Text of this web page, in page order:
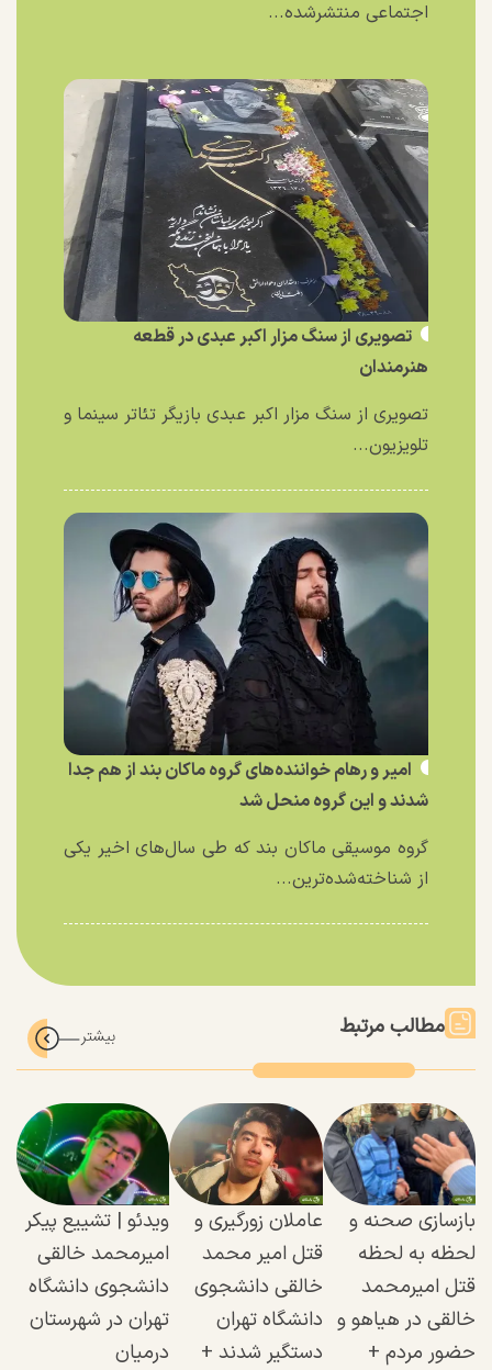
اجتماعی منتشرشده...
تصویری از سنگ مزار اکبر عبدی در قطعه
هنرمندان
تصویری از سنگ مزار اکبر عبدی بازیگر تئاتر سینما و
تلویزیون...
امیر و رهام خواننده‌های گروه ماکان بند از هم جدا
شدند و این گروه منحل شد
گروه موسیقی ماکان بند که طی سال‌های اخیر یکی
از شناخته‌شده‌ترین...
مطالب مرتبط
بازسازی صحنه و
لحظه به لحظه
قتل امیرمحمد
خالقی در هیاهو و
حضور مردم +
عاملان زورگیری و
قتل امیر محمد
خالقی دانشجوی
دانشگاه تهران
دستگیر شدند +
ویدئو | تشییع پیکر
امیرمحمد خالقی
دانشجوی دانشگاه
تهران در شهرستان
درمیان